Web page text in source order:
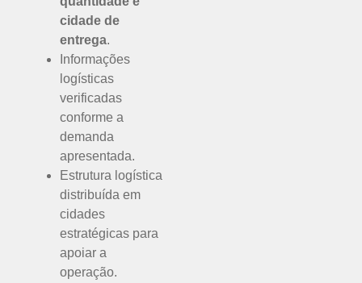
cidade de
entrega.
Informações
logísticas
verificadas
conforme a
demanda
apresentada.
Estrutura logística
distribuída em
cidades
estratégicas para
apoiar a
operação.